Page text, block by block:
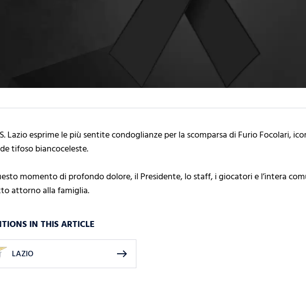
Lazio esprime le più sentite condoglianze per la scomparsa di Furio Focolari,
tifoso biancoceleste.
momento di profondo dolore, il Presidente, lo staff, i giocatori e l’intera
attorno alla famiglia.
IN THIS ARTICLE
LAZIO east